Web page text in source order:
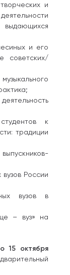
и
выдающихся
и его
советских/
к
традиции
вузов России
вузов в
– вуз» на
15 октября